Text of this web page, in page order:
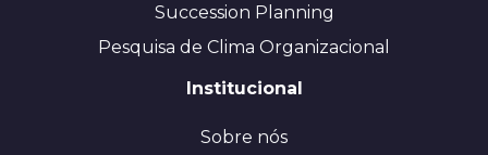
Succession Planning
Pesquisa de Clima Organizacional
Institucional
Sobre nós